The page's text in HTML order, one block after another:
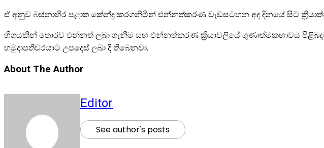
ඒ අනුව බස්නාහිර පළාත කේන්ද්‍ර කරගනිමින් එන්නත්කරණ වැඩසටහන අද දිනයේ සිට
හිගයකින් තොරව එන්නත් ලබා ගැනීම සහ එන්නත්කරණ ක්‍රියාවලියේ ගුණාත්මකභාවය
හමුදාපතිවරයාට උපදෙස් ලබා දී තිබෙනවා.
About The Author
Editor
See author's posts